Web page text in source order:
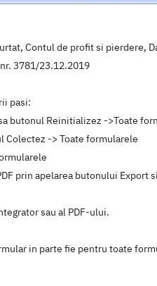
Contul de profit si pierdere,
3781/23.12.2019
pasi:
butonul Reinitializez ->Toate
Colectez -> Toate formularele
prin apelarea butonului Export
sau al PDF-ului.
in parte fie pentru toate